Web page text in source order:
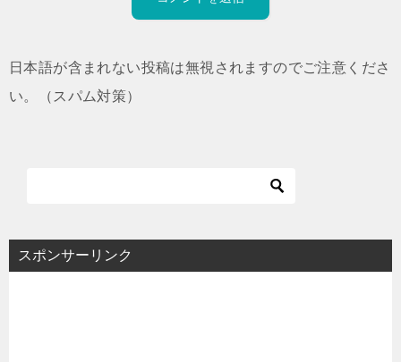
日本語が含まれない投稿は無視されますのでご注意くださ
い。（スパム対策）
スポンサーリンク